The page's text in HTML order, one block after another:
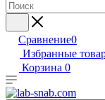
Сравнение0
Избранные
Корзина 0